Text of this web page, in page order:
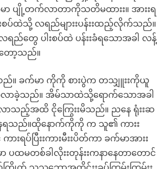
ာ ပျို့တက်လာတာကိုသတိမထားး။ အားးရ
းစပ်ထဲသို့ လရည်များးပန်းးထည့်လိုက်သည်။
တွေ ပါးစပ်ထဲ ပန်းးခံရသောအခါ လန့်
တော့သည်။
သည်။ ခက်မာ ကိုကို စားပွဲက တသျှူးးကိုယူ
လာခဲ့သည်။ အိမ်သာထဲသို့ရောက်သောအခါ
လာသည့်အထိ ငိုကြွေးးမိသည်။ ညနေ ရုံးးဆ
ေရသည်။ထိုနောက်ကိုကို က သူ၏ ကားး
ရပ်ပြီးးကားမီးးပိတ်ကာ ခက်မာအားး
ပထမတစ်ခါလိုးးတုန်းးကနာနေတာတောင်